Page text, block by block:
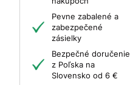
Pevne zabalené a
zabezpečené
zásielky
Bezpečné doručenie
z Poľska na
Slovensko od 6 €